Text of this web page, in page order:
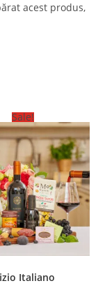
acest produs,
Sale!
Italiano